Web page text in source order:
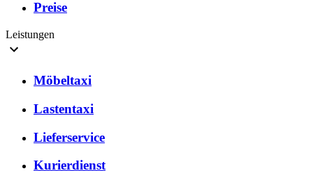
Preise
Leistungen
Möbeltaxi
Lastentaxi
Lieferservice
Kurierdienst